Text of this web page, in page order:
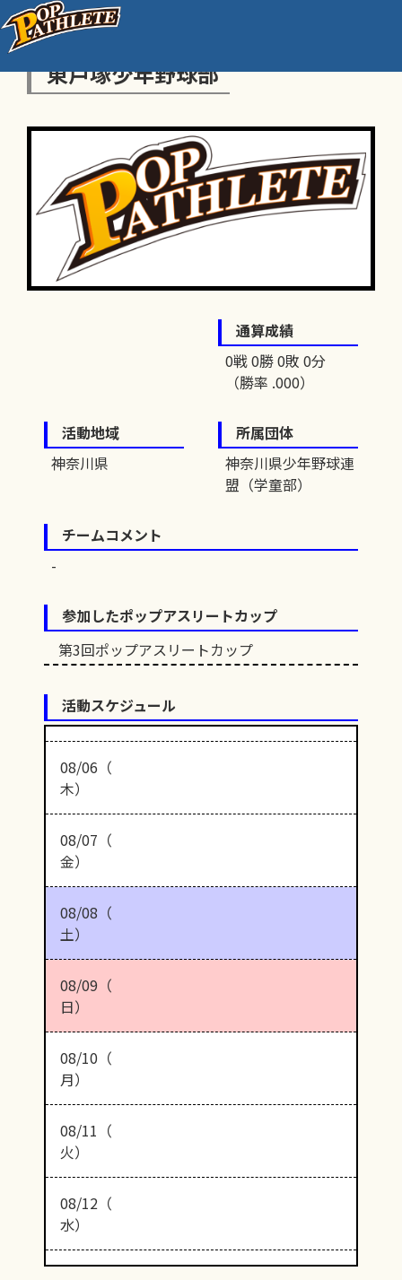
東戸塚少年野球部
通算成績
0戦 0勝 0敗 0分
（勝率 .000）
活動地域
神奈川県
所属団体
神奈川県少年野球連
盟（学童部）
チームコメント
参加したポップアスリートカップ
第3回ポップアスリートカップ
活動スケジュール
08/06（
木）
08/07（
金）
08/08（
土）
08/09（
日）
08/10（
月）
08/11（
火）
08/12（
水）